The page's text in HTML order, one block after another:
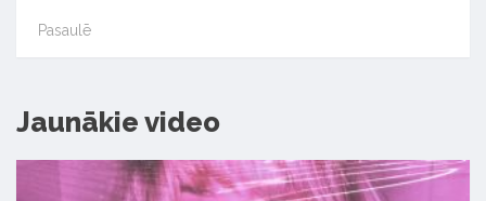
Pasaulē
Jaunākie video